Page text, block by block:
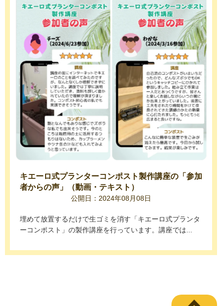
キエーロ式プランターコンポスト製作講座の「参加
者からの声」（動画・テキスト）
公開日：2024年08月08日
埋めて放置するだけで生ゴミを消す「キエーロ式プランタ
ーコンポスト」の製作講座を行っています。講座では...